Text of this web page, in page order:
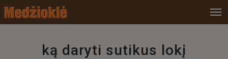
ką daryti sutikus lokį